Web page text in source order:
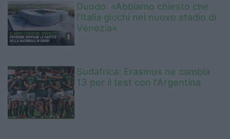
Duodo: «Abbiamo chiesto che
l’Italia giochi nel nuovo stadio di
Venezia»
Sudafrica: Erasmus ne cambia
13 per il test con l'Argentina